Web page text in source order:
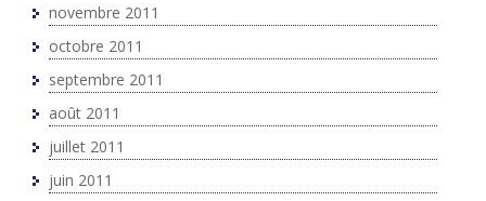
novembre 2011
octobre 2011
septembre 2011
août 2011
juillet 2011
juin 2011